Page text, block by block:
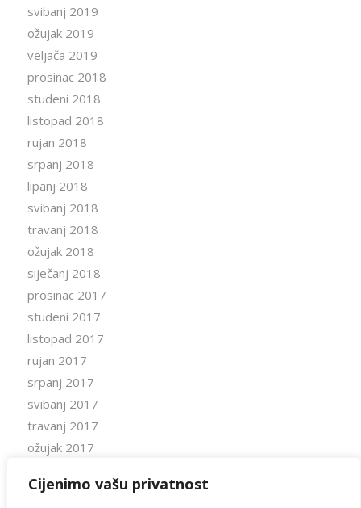
Cijenimo vašu privatnost
svibanj 2019
ožujak 2019
veljača 2019
prosinac 2018
studeni 2018
listopad 2018
rujan 2018
srpanj 2018
lipanj 2018
svibanj 2018
travanj 2018
ožujak 2018
siječanj 2018
prosinac 2017
studeni 2017
listopad 2017
rujan 2017
srpanj 2017
svibanj 2017
travanj 2017
ožujak 2017
studeni 2016